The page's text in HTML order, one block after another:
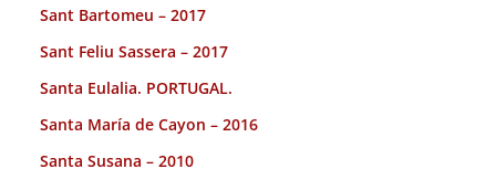
Sant Bartomeu – 2017
Sant Feliu Sassera – 2017
Santa Eulalia. PORTUGAL.
Santa María de Cayon – 2016
Santa Susana – 2010